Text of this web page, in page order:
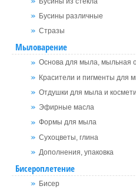
Бусины различные
Стразы
Мыловарение
Основа для мыла, мыльная
Красители и пигменты для
Отдушки для мыла и
Эфирные масла
Формы для мыла
Сухоцветы, глина
Дополнения, упаковка
Бисероплетение
Бисер